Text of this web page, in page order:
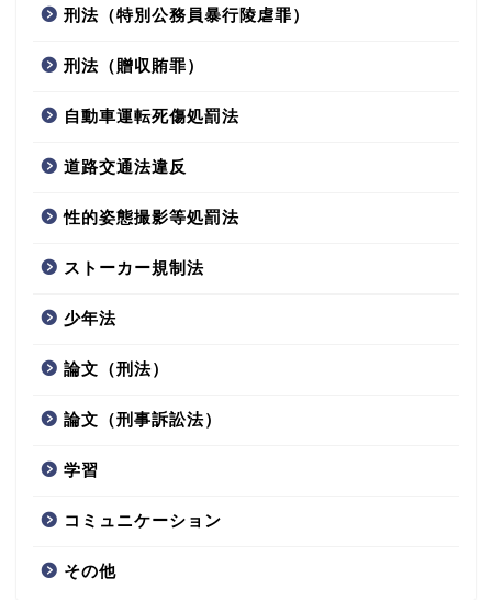
刑法（特別公務員暴行陵虐罪）
刑法（贈収賄罪）
自動車運転死傷処罰法
道路交通法違反
性的姿態撮影等処罰法
ストーカー規制法
少年法
論文（刑法）
論文（刑事訴訟法）
学習
コミュニケーション
その他